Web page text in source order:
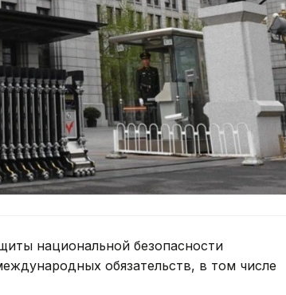
национальной безопасности
обязательств, в том числе